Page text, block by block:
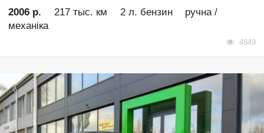
2006 р.
217 тыс. км 2 л. бензин
ручна /
механіка
4849